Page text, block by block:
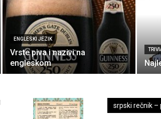
ENGLESKI JEZIK
Vrste piva i nazivi na
engleskom
srpski rečnik –